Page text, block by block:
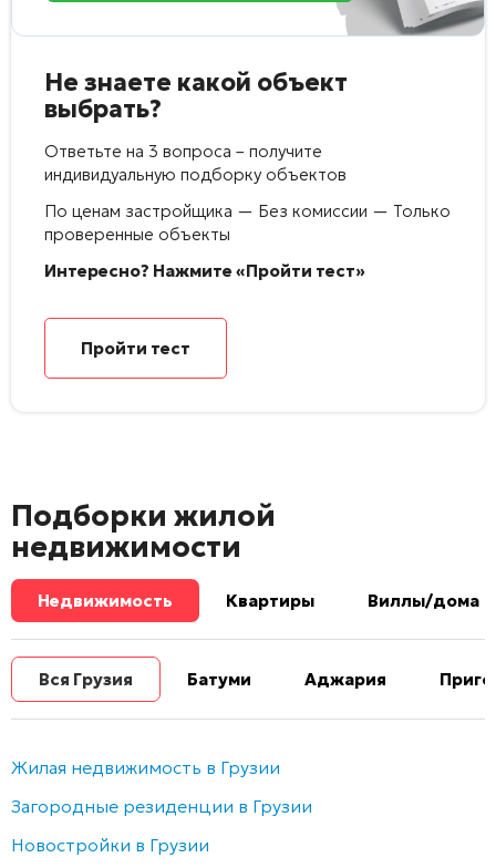
Не знаете какой объект
выбрать?
Ответьте на 3 вопроса – получите
индивидуальную подборку объектов
По ценам застройщика — Без комиссии — Только
проверенные объекты
Интересно? Нажмите «Пройти тест»
Пройти тест
Подборки жилой
недвижимости
Недвижимость Квартиры Виллы/дома
Вся Грузия Батуми Аджария
Жилая недвижимость в Грузии
Загородные резиденции в Грузии
Новостройки в Грузии